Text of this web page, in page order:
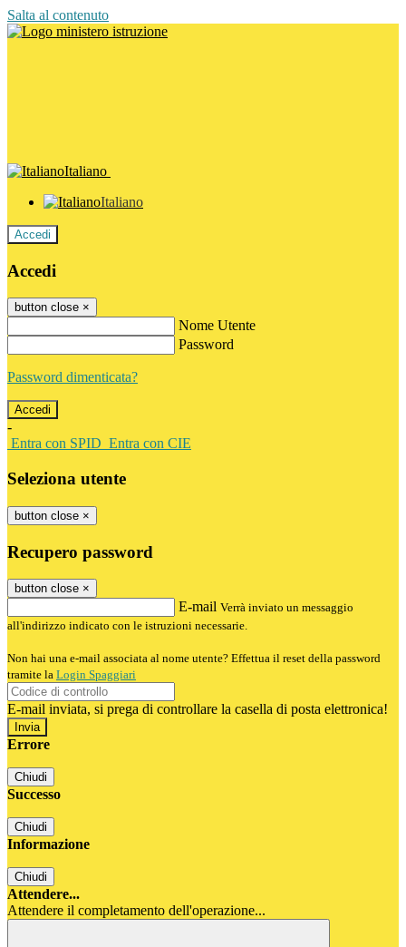
Salta al contenuto
Italiano
Italiano
Accedi
Accedi
button close ×
Nome Utente
Password
Password dimenticata?
-
Entra con SPID Entra con CIE
Seleziona utente
button close ×
Recupero password
button close ×
E-mail Verrà inviato un messaggio
all'indirizzo indicato con le istruzioni necessarie.
Non hai una e-mail associata al nome utente? Effettua il reset della password
tramite la Login Spaggiari
E-mail inviata, si prega di controllare la casella di posta elettronica!
Errore
Chiudi
Successo
Chiudi
Informazione
Chiudi
Attendere...
Attendere il completamento dell'operazione...